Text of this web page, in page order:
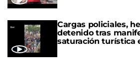
Cargas policiales,
detenido tras
saturación turística